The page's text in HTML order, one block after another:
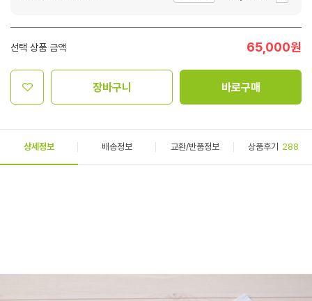
선택 상품 금액 65,000원
장바구니 바로구매
상세정보 배송정보 교환/반품정보 상품후기 288